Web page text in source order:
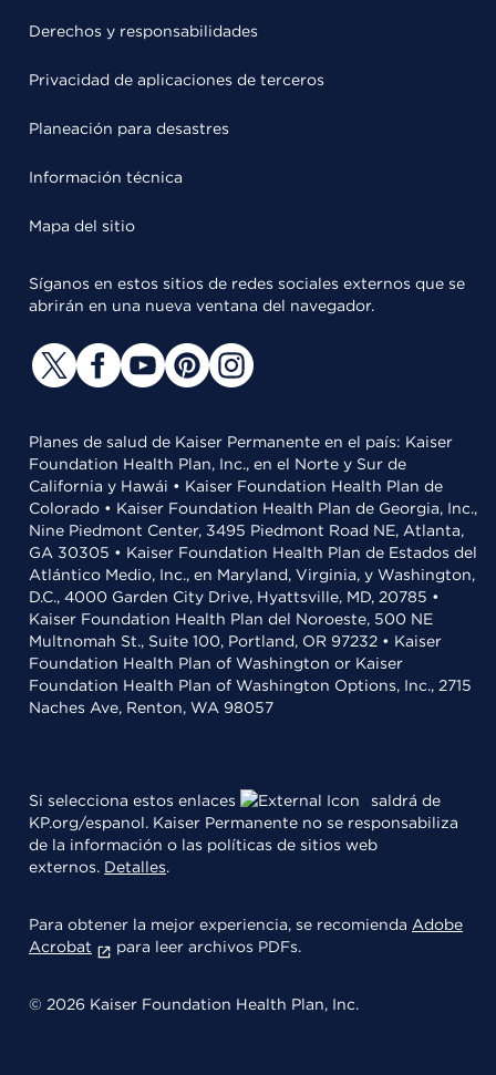
Derechos y responsabilidades
Privacidad de aplicaciones de terceros
Planeación para desastres
Información técnica
Mapa del sitio
Síganos en estos sitios de redes sociales externos que se
abrirán en una nueva ventana del navegador.
Planes de salud de Kaiser Permanente en el país: Kaiser
Foundation Health Plan, Inc., en el Norte y Sur de
California y Hawái • Kaiser Foundation Health Plan de
Colorado • Kaiser Foundation Health Plan de Georgia, Inc.,
Nine Piedmont Center, 3495 Piedmont Road NE, Atlanta,
GA 30305 • Kaiser Foundation Health Plan de Estados del
Atlántico Medio, Inc., en Maryland, Virginia, y Washington,
D.C., 4000 Garden City Drive, Hyattsville, MD, 20785 •
Kaiser Foundation Health Plan del Noroeste, 500 NE
Multnomah St., Suite 100, Portland, OR 97232 • Kaiser
Foundation Health Plan of Washington or Kaiser
Foundation Health Plan of Washington Options, Inc., 2715
Naches Ave, Renton, WA 98057
Si selecciona estos enlaces
saldrá de
KP.org/espanol. Kaiser Permanente no se responsabiliza
de la información o las políticas de sitios web
externos. Detalles.
Para obtener la mejor experiencia, se recomienda Adobe
Acrobat
para leer archivos PDFs.
© 2026 Kaiser Foundation Health Plan, Inc.